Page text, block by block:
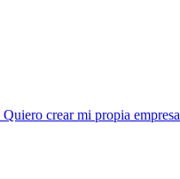
Quiero crear mi propia empresa